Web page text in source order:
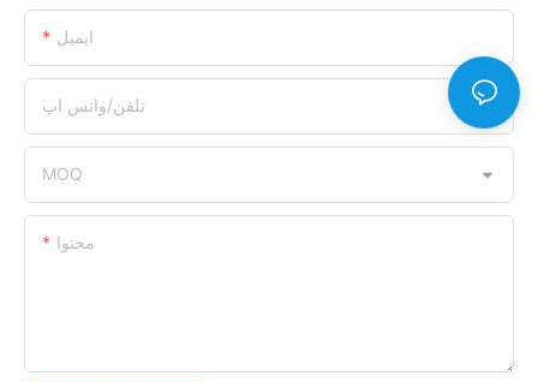
ایمیل
تلفن/واتس اپ
MOQ
محتوا